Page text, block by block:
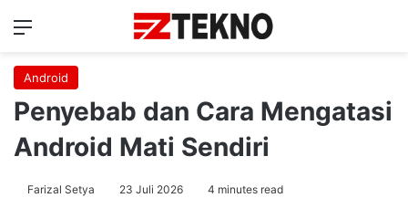
Menu
Android
Penyebab dan Cara Mengatasi
Android Mati Sendiri
Farizal Setya 23 Juli 2026 4 minutes read